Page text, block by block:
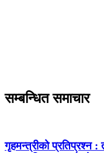
सम्बन्धित समाचार
गृहमन्त्रीको प्रतिप्रश्न :